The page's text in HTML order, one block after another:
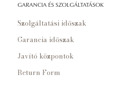
GARANCIA ÉS SZOLGÁLTATÁSOK
Szolgáltatási időszak
Garancia időszak
Javító központok
Return Form